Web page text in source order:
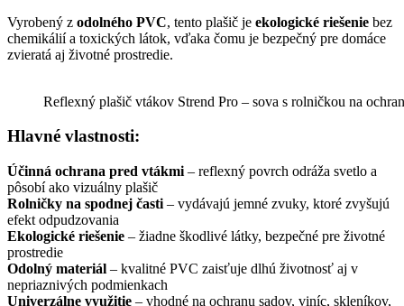
Vyrobený z odolného PVC, tento plašič je ekologické riešenie bez
chemikálií a toxických látok, vďaka čomu je bezpečný pre domáce
zvieratá aj životné prostredie.
Reflexný plašič vtákov Strend Pro – sova s rolničkou na
Hlavné vlastnosti:
Účinná ochrana pred vtákmi – reflexný povrch odráža svetlo a
pôsobí ako vizuálny plašič
Rolničky na spodnej časti – vydávajú jemné zvuky, ktoré zvyšujú
efekt odpudzovania
Ekologické riešenie – žiadne škodlivé látky, bezpečné pre životné
prostredie
Odolný materiál – kvalitné PVC zaisťuje dlhú životnosť aj v
nepriaznivých podmienkach
Univerzálne využitie – vhodné na ochranu sadov, viníc, skleníkov,